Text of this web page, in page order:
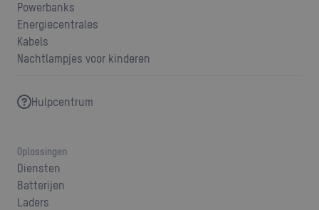
Powerbanks
Energiecentrales
Kabels
Nachtlampjes voor kinderen
Hulpcentrum
Oplossingen
Diensten
Batterijen
Laders